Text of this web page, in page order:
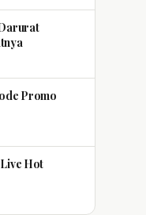
Promo
Hot